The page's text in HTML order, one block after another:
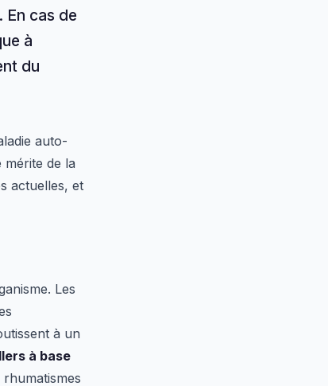
cas de
à
du
auto-
de la
actuelles, et
Les
à un
à base